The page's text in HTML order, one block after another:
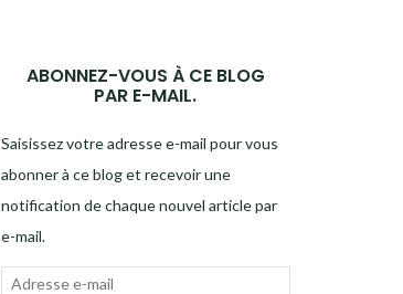
ABONNEZ-VOUS À CE BLOG
PAR E-MAIL.
Saisissez votre adresse e-mail pour vous
abonner à ce blog et recevoir une
notification de chaque nouvel article par
e-mail.
Adresse